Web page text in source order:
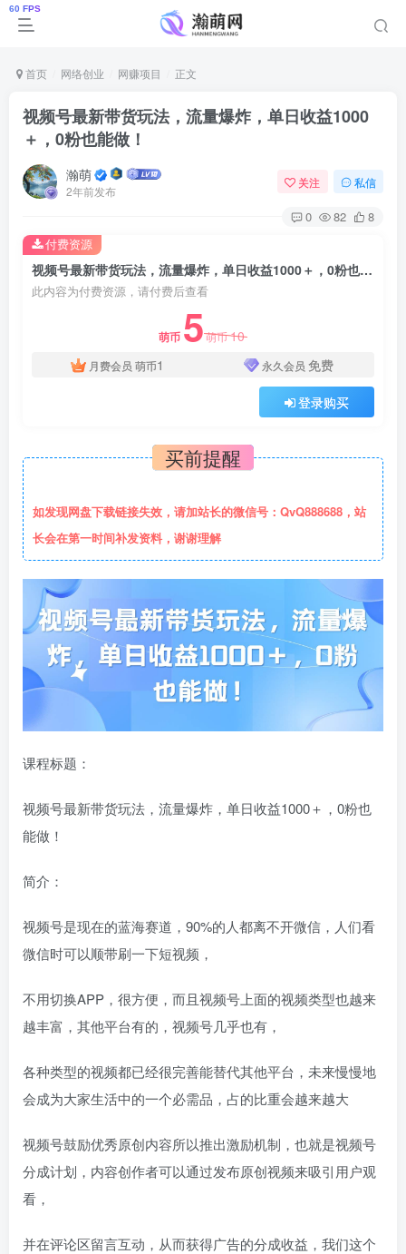
首页 网络创业 网赚项目 正文
视频号最新带货玩法，流量爆炸，单日收益1000
＋，0粉也能做！
瀚萌
2年前发布
关注 私信
0 82 8
视频号最新带货玩法，流量爆炸，单日收益1000＋，0粉也能做！
此内容为付费资源，请付费后查看
萌币 5萌币10
月费会员 萌币1 永久会员 免费
登录购买
付费资源
买前提醒
如发现网盘下载链接失效，请加站长的微信号：QvQ888688，站
长会在第一时间补发资料，谢谢理解
课程标题：
视频号最新带货玩法，流量爆炸，单日收益1000＋，0粉也
能做！
简介：
视频号是现在的蓝海赛道，90%的人都离不开微信，人们看
微信时可以顺带刷一下短视频，
不用切换APP，很方便，而且视频号上面的视频类型也越来
越丰富，其他平台有的，视频号几乎也有，
各种类型的视频都已经很完善能替代其他平台，未来慢慢地
会成为大家生活中的一个必需品，占的比重会越来越大
视频号鼓励优秀原创内容所以推出激励机制，也就是视频号
分成计划，内容创作者可以通过发布原创视频来吸引用户观
看，
并在评论区留言互动，从而获得广告的分成收益，我们这个